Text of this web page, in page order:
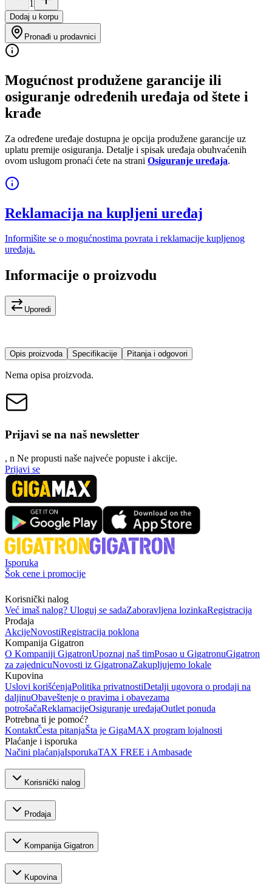
1
Dodaj u korpu
Pronađi u prodavnici
Mogućnost produžene garancije ili
osiguranje određenih uređaja od štete i
krađe
Za određene uređaje dostupna je opcija produžene garancije uz
uplatu premije osiguranja. Detalje i spisak uređaja obuhvaćenih
ovom uslugom pronaći ćete na strani Osiguranje uređaja.
Reklamacija na kupljeni uređaj
Informišite se o mogućnostima povrata i reklamacije kupljenog
uređaja.
Informacije o proizvodu
Uporedi
Opis proizvoda Specifikacije Pitanja i odgovori
Nema opisa proizvoda.
Prijavi se na naš newsletter
, n Ne propusti naše najveće popuste i akcije.
Prijavi se
Isporuka
Šok cene i promocije
Korisnički nalog
Već imaš nalog? Uloguj se sadaZaboravljena lozinkaRegistracija
Prodaja
AkcijeNovostiRegistracija poklona
Kompanija Gigatron
O Kompaniji GigatronUpoznaj naš timPosao u GigatronuGigatron
za zajednicuNovosti iz GigatronaZakupljujemo lokale
Kupovina
Uslovi korišćenjaPolitika privatnostiDetalji ugovora o prodaji na
daljinuObaveštenje o pravima i obavezama
potrošačaReklamacijeOsiguranje uređajaOutlet ponuda
Potrebna ti je pomoć?
KontaktČesta pitanjaŠta je GigaMAX program lojalnosti
Plaćanje i isporuka
Načini plaćanjaIsporukaTAX FREE i Ambasade
Korisnički nalog
Prodaja
Kompanija Gigatron
Kupovina